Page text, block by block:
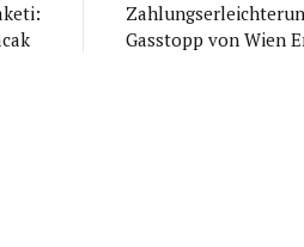
Gasstopp von Wien